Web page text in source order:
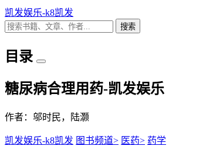
凯发娱乐-k8凯发
搜索
目录
糖尿病合理用药-凯发娱乐
作者：邬时民，陆灏
凯发娱乐-k8凯发 图书频道> 医药> 药学